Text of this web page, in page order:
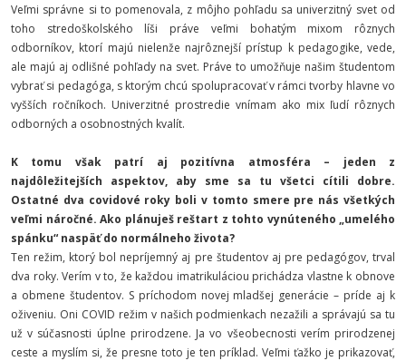
Veľmi správne si to pomenovala, z môjho pohľadu sa univerzitný svet od
toho stredoškolského líši práve veľmi bohatým mixom rôznych
odborníkov, ktorí majú nielenže najrôznejší prístup k pedagogike, vede,
ale majú aj odlišné pohľady na svet. Práve to umožňuje našim študentom
vybrať si pedagóga, s ktorým chcú spolupracovať v rámci tvorby hlavne vo
vyšších ročníkoch. Univerzitné prostredie vnímam ako mix ľudí rôznych
odborných a osobnostných kvalít.
K tomu však patrí aj pozitívna atmosféra – jeden z
najdôležitejších aspektov, aby sme sa tu všetci cítili dobre.
Ostatné dva covidové roky boli v tomto smere pre nás všetkých
veľmi náročné. Ako plánuješ reštart z tohto vynúteného „umelého
spánku“ naspäť do normálneho života?
Ten režim, ktorý bol nepríjemný aj pre študentov aj pre pedagógov, trval
dva roky. Verím v to, že každou imatrikuláciou prichádza vlastne k obnove
a obmene študentov. S príchodom novej mladšej generácie – príde aj k
oživeniu. Oni COVID režim v našich podmienkach nezažili a správajú sa tu
už v súčasnosti úplne prirodzene. Ja vo všeobecnosti verím prirodzenej
ceste a myslím si, že presne toto je ten príklad. Veľmi ťažko je prikazovať,